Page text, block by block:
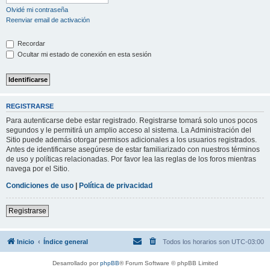
Olvidé mi contraseña
Reenviar email de activación
Recordar
Ocultar mi estado de conexión en esta sesión
REGISTRARSE
Para autenticarse debe estar registrado. Registrarse tomará solo unos pocos
segundos y le permitirá un amplio acceso al sistema. La Administración del
Sitio puede además otorgar permisos adicionales a los usuarios registrados.
Antes de identificarse asegúrese de estar familiarizado con nuestros términos
de uso y políticas relacionadas. Por favor lea las reglas de los foros mientras
navega por el Sitio.
Condiciones de uso | Política de privacidad
Registrarse
Inicio Índice general Todos los horarios son UTC-03:00
Desarrollado porphpBB® Forum Software © phpBB Limited